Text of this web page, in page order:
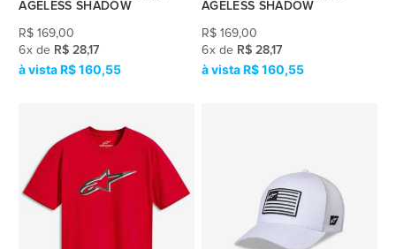
AGELESS SHADOW
R$ 169,00
6x de R$ 28,17
R$ 160,55
AGELESS SHADOW
R$ 169,00
6x de R$ 28,17
R$ 160,55